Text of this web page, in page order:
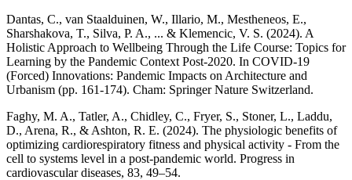
Dantas, C., van Staalduinen, W., Illario, M., Mestheneos, E.,
Sharshakova, T., Silva, P. A., ... & Klemencic, V. S. (2024). A
Holistic Approach to Wellbeing Through the Life Course: Topics for
Learning by the Pandemic Context Post-2020. In COVID-19
(Forced) Innovations: Pandemic Impacts on Architecture and
Urbanism (pp. 161-174). Cham: Springer Nature Switzerland.
Faghy, M. A., Tatler, A., Chidley, C., Fryer, S., Stoner, L., Laddu,
D., Arena, R., & Ashton, R. E. (2024). The physiologic benefits of
optimizing cardiorespiratory fitness and physical activity - From the
cell to systems level in a post-pandemic world. Progress in
cardiovascular diseases, 83, 49–54.